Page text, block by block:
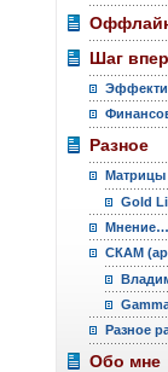
Шаг
Разное
Матрицы
Gold
Мнение…
СКАМ
Разное
Обо мне